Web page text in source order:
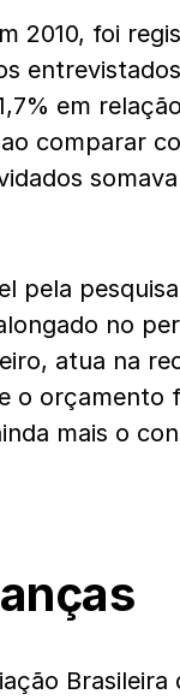
2010, foi
em
comparar
somava
pela
no
atua na
o orçamento
mais o
Brasileira